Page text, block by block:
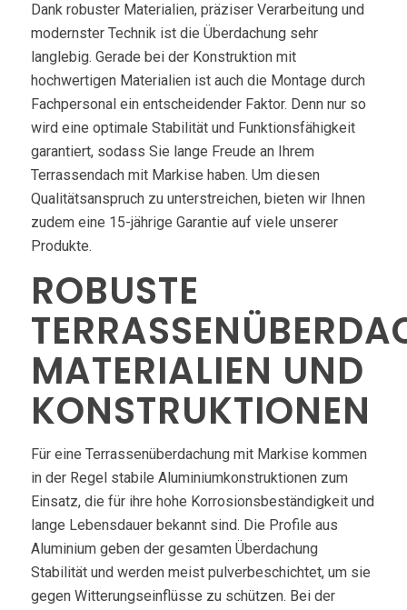
Dank robuster Materialien, präziser Verarbeitung und
modernster Technik ist die Überdachung sehr
langlebig. Gerade bei der Konstruktion mit
hochwertigen Materialien ist auch die Montage durch
Fachpersonal ein entscheidender Faktor. Denn nur so
wird eine optimale Stabilität und Funktionsfähigkeit
garantiert, sodass Sie lange Freude an Ihrem
Terrassendach mit Markise haben. Um diesen
Qualitätsanspruch zu unterstreichen, bieten wir Ihnen
zudem eine 15-jährige Garantie auf viele unserer
Produkte.
ROBUSTE
MATERIALIEN UND
KONSTRUKTIONEN
Für eine Terrassenüberdachung mit Markise kommen
in der Regel stabile Aluminiumkonstruktionen zum
Einsatz, die für ihre hohe Korrosionsbeständigkeit und
lange Lebensdauer bekannt sind. Die Profile aus
Aluminium geben der gesamten Überdachung
Stabilität und werden meist pulverbeschichtet, um sie
gegen Witterungseinflüsse zu schützen. Bei der